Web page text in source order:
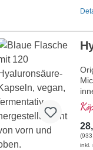
på
(1
inkl.